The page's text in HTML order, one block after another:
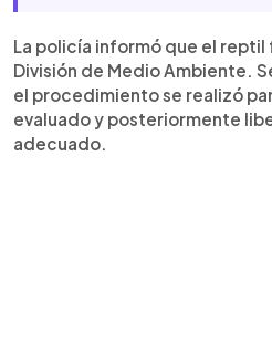
La policía informó que el reptil
División de Medio Ambiente.
el procedimiento se realizó
evaluado y posteriormente
adecuado.